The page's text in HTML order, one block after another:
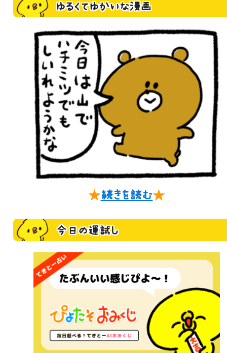
ゆるくてゆかいな漫画
★続きを読む★
今日の運試し